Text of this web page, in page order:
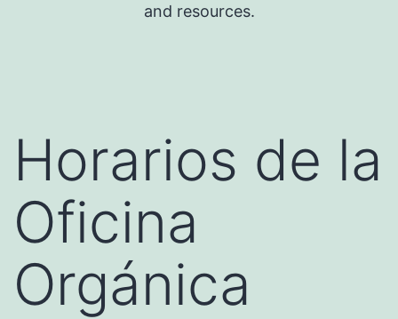
and resources.
Horarios de la
Oficina
Orgánica